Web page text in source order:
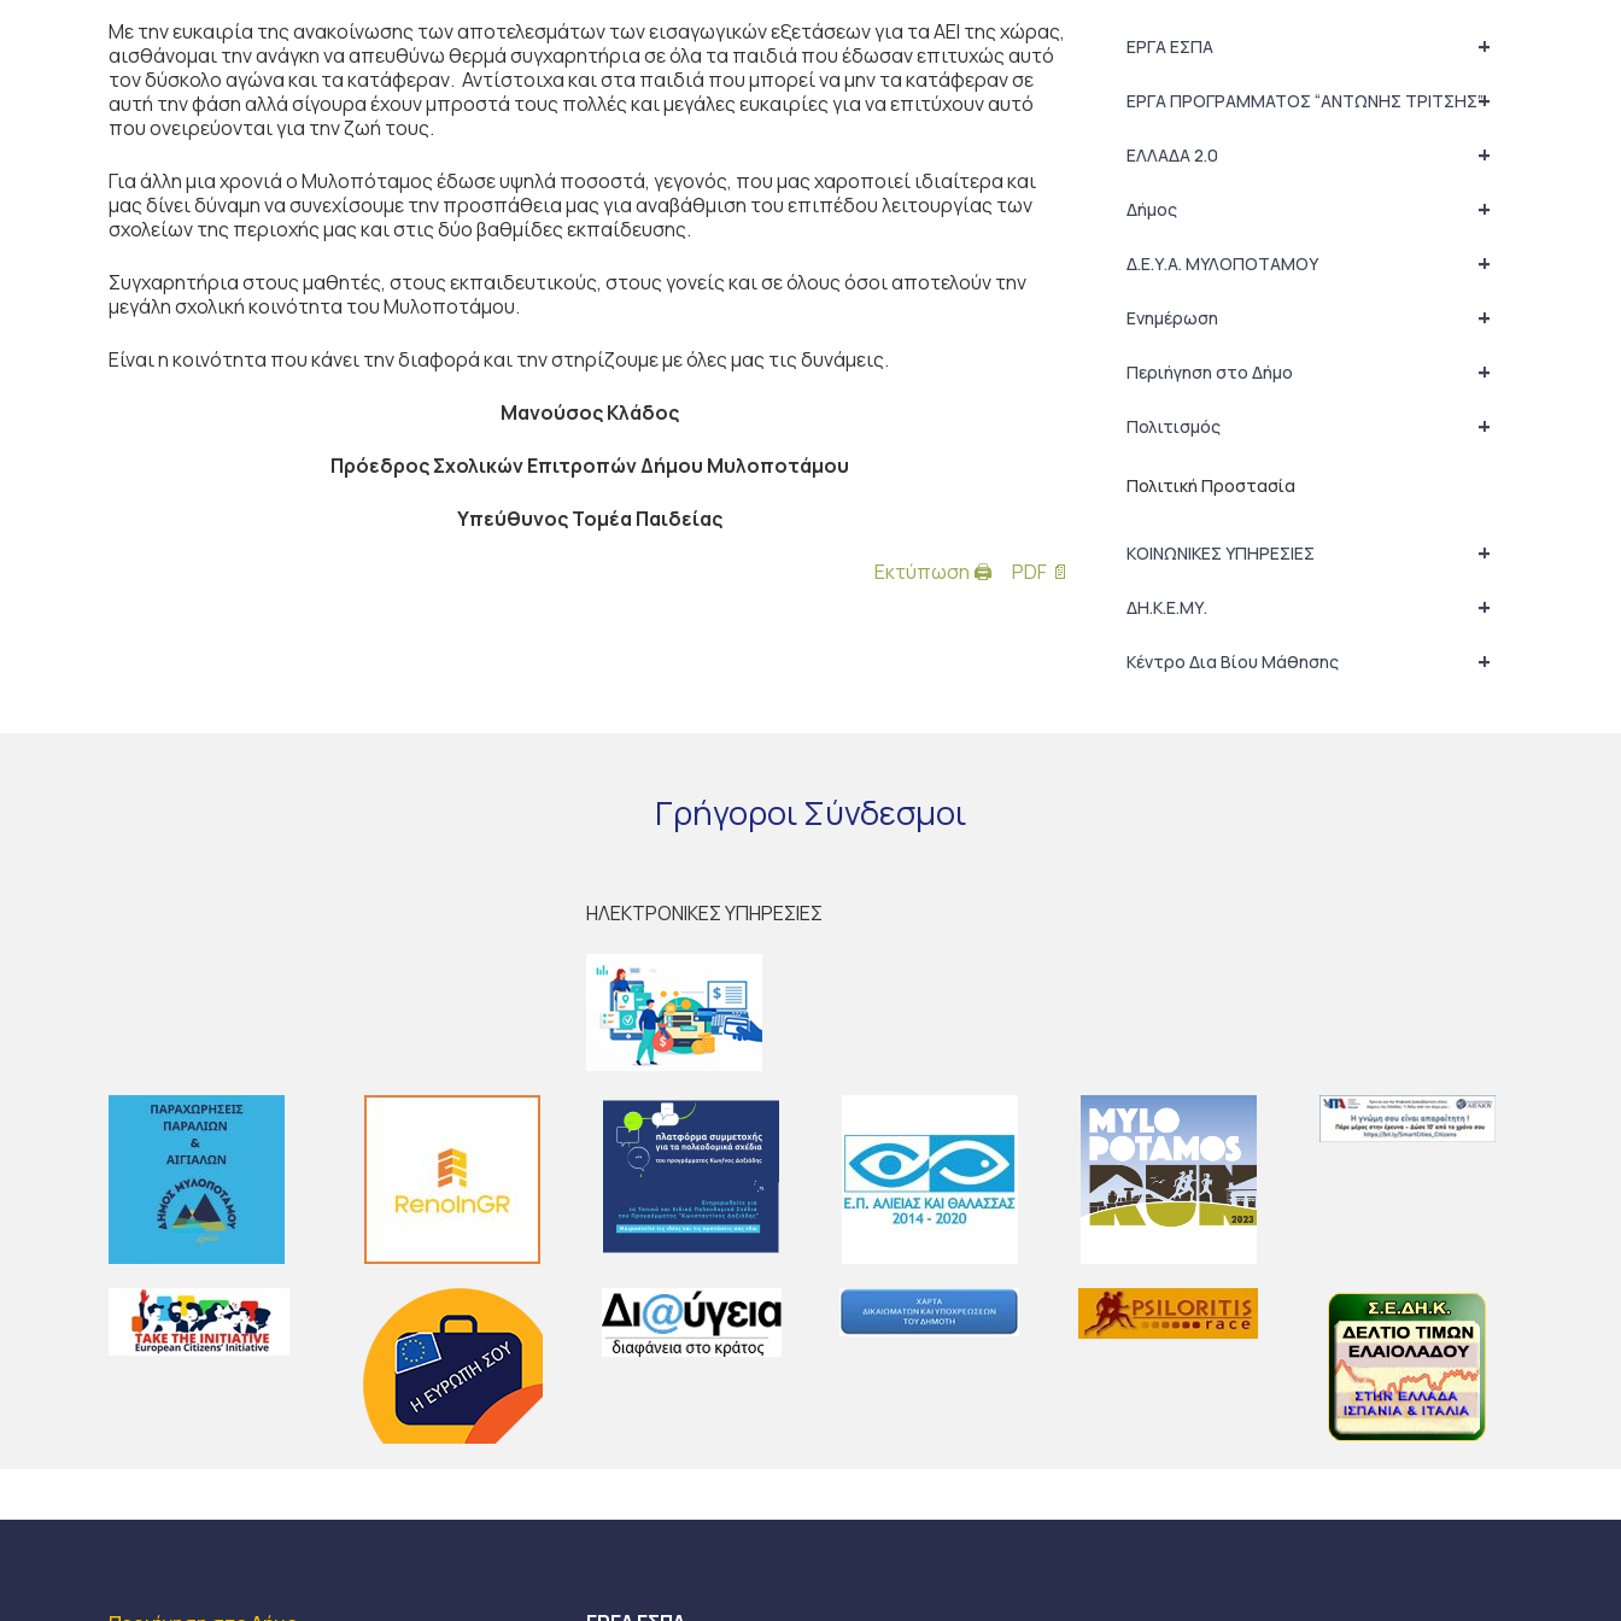
Με την ευκαιρία της ανακοίνωσης των αποτελεσμάτων των εισαγωγικών εξετάσεων για τα ΑΕΙ της χώρας,
αισθάνομαι την ανάγκη να απευθύνω θερμά συγχαρητήρια σε όλα τα παιδιά που έδωσαν επιτυχώς αυτό
τον δύσκολο αγώνα και τα κατάφεραν. Αντίστοιχα και στα παιδιά που μπορεί να μην τα κατάφεραν σε
αυτή την φάση αλλά σίγουρα έχουν μπροστά τους πολλές και μεγάλες ευκαιρίες για να επιτύχουν αυτό
που ονειρεύονται για την ζωή τους.
Για άλλη μια χρονιά ο Μυλοπόταμος έδωσε υψηλά ποσοστά, γεγονός, που μας χαροποιεί ιδιαίτερα και
μας δίνει δύναμη να συνεχίσουμε την προσπάθεια μας για αναβάθμιση του επιπέδου λειτουργίας των
σχολείων της περιοχής μας και στις δύο βαθμίδες εκπαίδευσης.
Συγχαρητήρια στους μαθητές, στους εκπαιδευτικούς, στους γονείς και σε όλους όσοι αποτελούν την
μεγάλη σχολική κοινότητα του Μυλοποτάμου.
Είναι η κοινότητα που κάνει την διαφορά και την στηρίζουμε με όλες μας τις δυνάμεις.
Μανούσος Κλάδος
Πρόεδρος Σχολικών Επιτροπών Δήμου Μυλοποτάμου
Υπεύθυνος Τομέα Παιδείας
Εκτύπωση 🖨
PDF 📄
+
ΕΡΓΑ ΕΣΠΑ
+
ΕΡΓΑ ΠΡΟΓΡΑΜΜΑΤΟΣ “ΑΝΤΩΝΗΣ ΤΡΙΤΣΗΣ”
+
ΕΛΛΑΔΑ 2.0
+
Δήμος
+
Δ.Ε.Υ.Α. ΜΥΛΟΠΟΤΑΜΟΥ
+
Ενημέρωση
+
Περιήγηση στο Δήμο
+
Πολιτισμός
Πολιτική Προστασία
+
ΚΟΙΝΩΝΙΚΕΣ ΥΠΗΡΕΣΙΕΣ
+
ΔΗ.Κ.Ε.ΜΥ.
+
Κέντρο Δια Βίου Μάθησης
ΓρήγοροιΣύνδεσμοι
ΗΛΕΚΤΡΟΝΙΚΕΣ ΥΠΗΡΕΣΙΕΣ